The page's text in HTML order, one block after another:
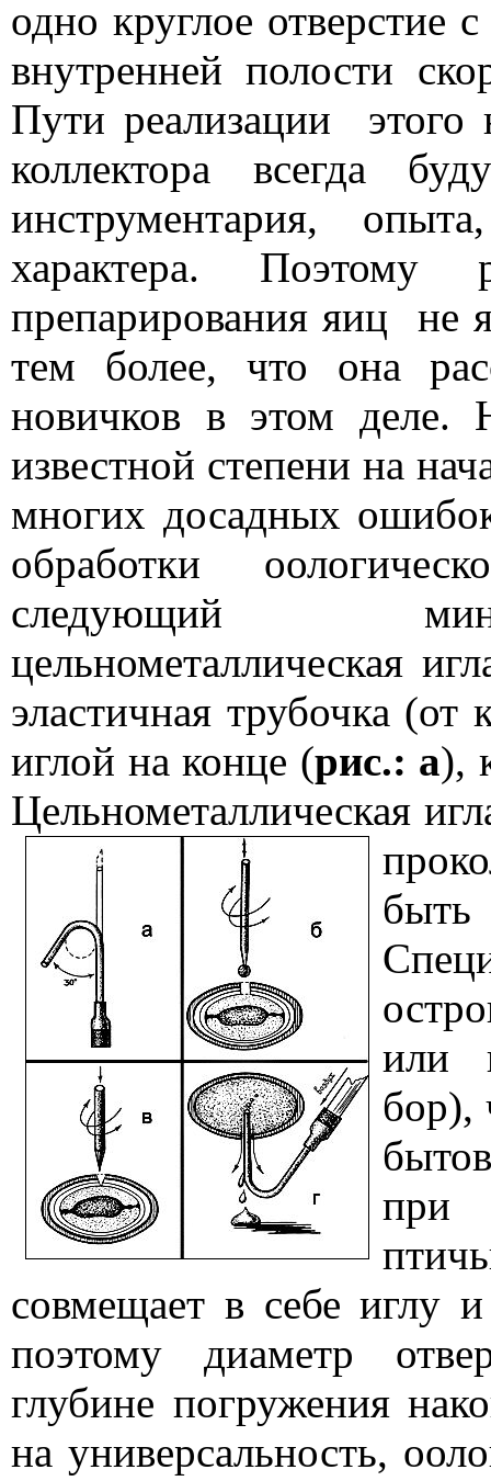
одно круглое отверстие
внутренней полости
Пути реализации
этого
коллектора всегда
инструментария,
характера. Поэтому
препарирования яиц
не
тем более, что она
новичков в этом деле.
известной степени на
многих досадных
обработки
следующий
цельнометаллическая
эластичная трубочка
иглой на конце (рис.: а),
Цельнометаллическая
или
бор),
при
совмещает в себе иглу
поэтому диаметр
глубине погружения
на универсальность,